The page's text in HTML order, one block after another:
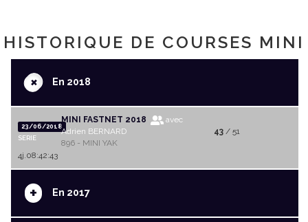
HISTORIQUE DE COURSES MINI
+En 2018
23/06/2018
SERIE
MINI FASTNET 2018
avec
Adrien BERNARD
896 - MINI YAK
43/ 51
4j.08:42:43
+ En 2017